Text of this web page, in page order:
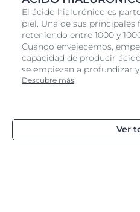
El ácido hialurónico es
piel. Una de sus
reteniendo entre 1000 y
Cuando envejecemos,
capacidad de producir
se empiezan a profundizar
Descubre más
Ver